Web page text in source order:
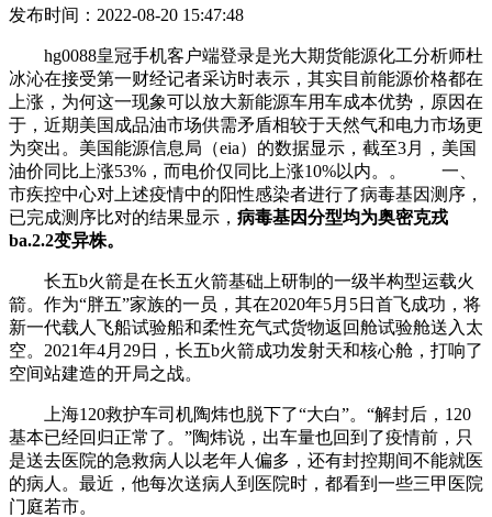
发布时间：2022-08-20 15:47:48
hg0088皇冠手机客户端登录是光大期货能源化工分析师杜
冰沁在接受第一财经记者采访时表示，其实目前能源价格都在
上涨，为何这一现象可以放大新能源车用车成本优势，原因在
于，近期美国成品油市场供需矛盾相较于天然气和电力市场更
为突出。美国能源信息局（eia）的数据显示，截至3月，美国
油价同比上涨53%，而电价仅同比上涨10%以内。。 一、
市疾控中心对上述疫情中的阳性感染者进行了病毒基因测序，
已完成测序比对的结果显示， 病毒基因分型均为奥密克戎
ba.2.2变异株。
长五b火箭是在长五火箭基础上研制的一级半构型运载火
箭。作为“胖五”家族的一员，其在2020年5月5日首飞成功，将
新一代载人飞船试验船和柔性充气式货物返回舱试验舱送入太
空。2021年4月29日，长五b火箭成功发射天和核心舱，打响了
空间站建造的开局之战。
上海120救护车司机陶炜也脱下了“大白”。“解封后，120
基本已经回归正常了。”陶炜说，出车量也回到了疫情前，只
是送去医院的急救病人以老年人偏多，还有封控期间不能就医
的病人。最近，他每次送病人到医院时，都看到一些三甲医院
门庭若市。